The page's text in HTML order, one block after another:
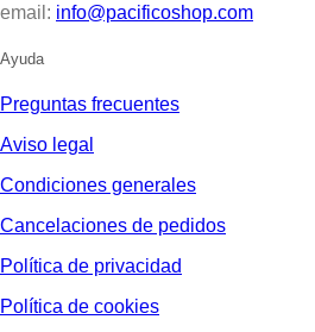
email: info@pacificoshop.com
Ayuda
Preguntas frecuentes
Aviso legal
Condiciones generales
Cancelaciones de pedidos
Política de privacidad
Política de cookies